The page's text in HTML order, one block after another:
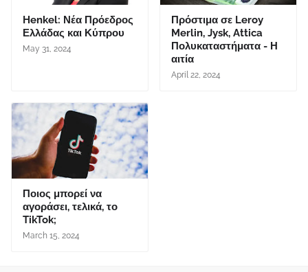
Henkel: Νέα Πρόεδρος
Ελλάδας και Κύπρου
May 31, 2024
Πρόστιμα σε Leroy
Merlin, Jysk, Attica
Πολυκαταστήματα - Η
αιτία
April 22, 2024
Ποιος μπορεί να
αγοράσει, τελικά, το
TikTok;
March 15, 2024